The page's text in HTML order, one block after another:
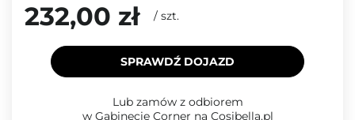
232,00 zł / szt.
SPRAWDŹ DOJAZD
Lub zamów z odbiorem
w Gabinecie Corner na Cosibella.pl